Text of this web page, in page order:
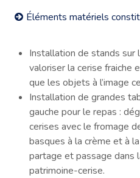
Éléments matériels
Installation de stands sur
valoriser la cerise fraiche
que les objets à l’image
Installation de grandes
gauche pour le repas :
cerises avec le fromage
basques à la crème et à
partage et passage dans
patrimoine-cerise.